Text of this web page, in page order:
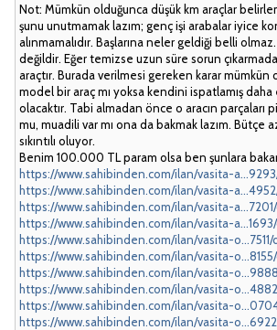
Not: Mümkün olduğunca düşük km araçlar
şunu unutmamak lazım; genç işi arabalar iyice
alınmamalıdır. Başlarına neler geldiği belli
değildir. Eğer temizse uzun süre sorun
araçtır. Burada verilmesi gereken karar mümkün
model bir araç mı yoksa kendini ispatlamış daha
olacaktır. Tabi almadan önce o aracın parçaları
mu, muadili var mı ona da bakmak lazım. Bütçe
sıkıntılı oluyor.
Benim 100.000 TL param olsa ben şunlara
https://www.sahibinden.com/ilan/vasita-
https://www.sahibinden.com/ilan/vasita-
https://www.sahibinden.com/ilan/vasita-
https://www.sahibinden.com/ilan/vasita-
https://www.sahibinden.com/ilan/vasita-
https://www.sahibinden.com/ilan/vasita-
https://www.sahibinden.com/ilan/vasita-
https://www.sahibinden.com/ilan/vasita-
https://www.sahibinden.com/ilan/vasita-
https://www.sahibinden.com/ilan/vasita-